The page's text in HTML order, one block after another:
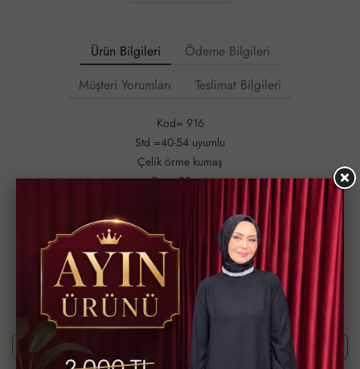
Ürün Bilgileri
Ödeme Bilgileri
Müşteri Yorumları
Teslimat Bilgileri
Kod= 916
Std =40-54 uyumlu
Çelik örme kumaş
Boyu 93 cm
Ürün Kodu
MDM916-100
Bu ürünün siparişini sizin yerinize Müşteri Hizmetleri veya WhatsApp
ekibimizin oluşturmasını isterseniz yukarıda yazan Ürün Kodu'nu
aşağıdaki butonlara tıkladıktan sonra ekibimizle görüştüğünüzde
paylaşabilirsiniz.
Whatsapp ile Sipariş
Telefon ile Sipariş